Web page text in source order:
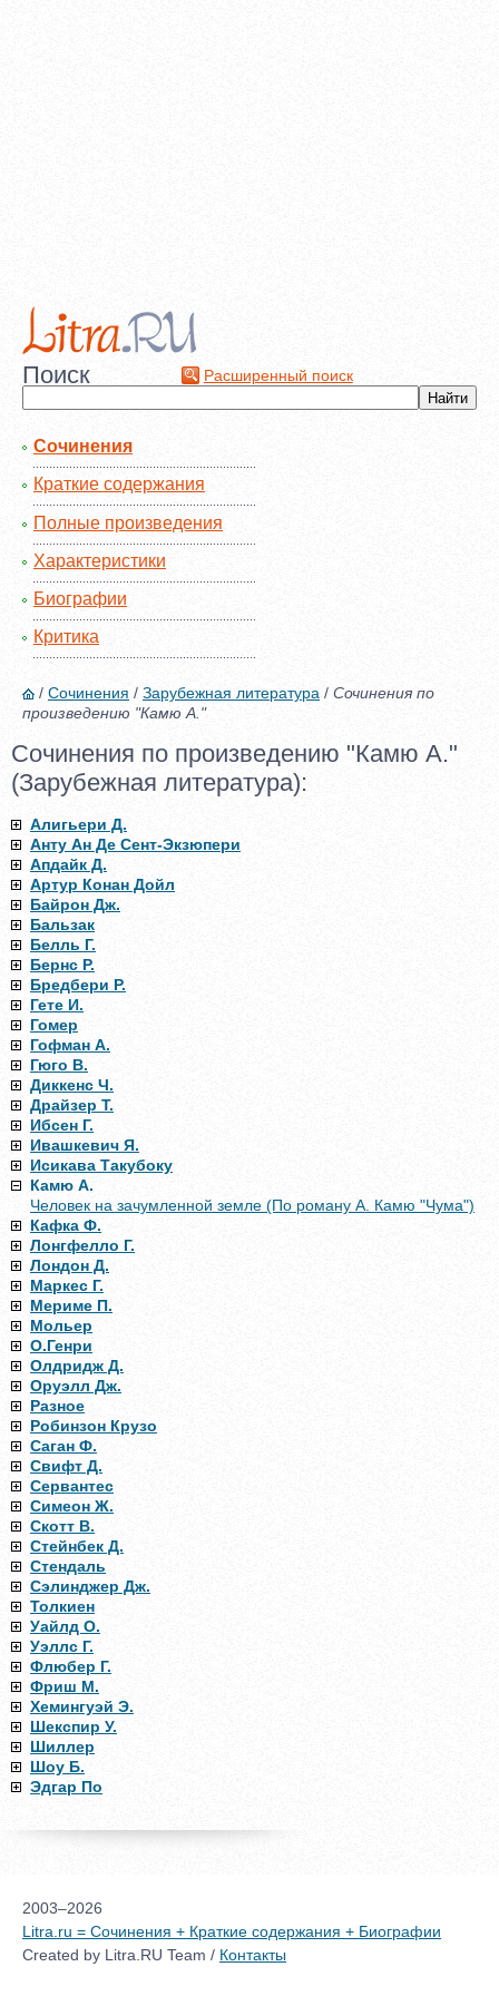
Поиск Расширенный поиск
Сочинения
Краткие содержания
Полные произведения
Характеристики
Биографии
Критика
/ Сочинения / Зарубежная литература / Сочинения по
произведению "Камю А."
Сочинения по произведению "Камю А."
(Зарубежная литература):
Алигьери Д.
Анту Ан Де Сент-Экзюпери
Апдайк Д.
Артур Конан Дойл
Байрон Дж.
Бальзак
Белль Г.
Бернс Р.
Бредбери Р.
Гете И.
Гомер
Гофман А.
Гюго В.
Диккенс Ч.
Драйзер Т.
Ибсен Г.
Ивашкевич Я.
Исикава Такубоку
Камю А.
Человек на зачумленной земле (По роману А. Камю "Чума")
Кафка Ф.
Лонгфелло Г.
Лондон Д.
Маркес Г.
Мериме П.
Мольер
О.Генри
Олдридж Д.
Оруэлл Дж.
Разное
Робинзон Крузо
Саган Ф.
Свифт Д.
Сервантес
Симеон Ж.
Скотт В.
Стейнбек Д.
Стендаль
Сэлинджер Дж.
Толкиен
Уайлд О.
Уэллс Г.
Флюбер Г.
Фриш М.
Хемингуэй Э.
Шекспир У.
Шиллер
Шоу Б.
Эдгар По
2003–2026
Litra.ru = Сочинения + Краткие содержания + Биографии
Created by Litra.RU Team / Контакты